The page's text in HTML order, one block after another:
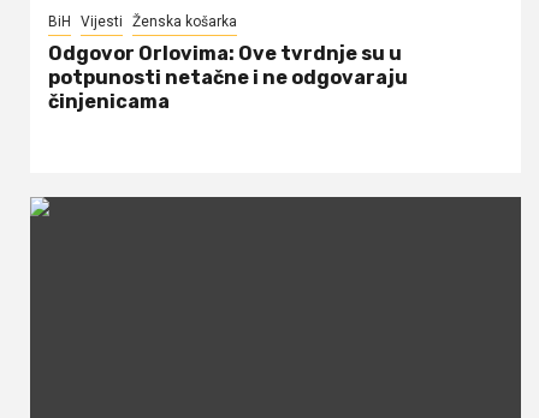
BiH Vijesti Ženska košarka
Odgovor Orlovima: ​Ove tvrdnje su u
potpunosti netačne i ne odgovaraju
činjenicama